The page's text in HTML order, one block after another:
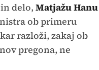
delo, Matjažu Hanu
ob primeru
razloži, zakaj ob
pregona, ne